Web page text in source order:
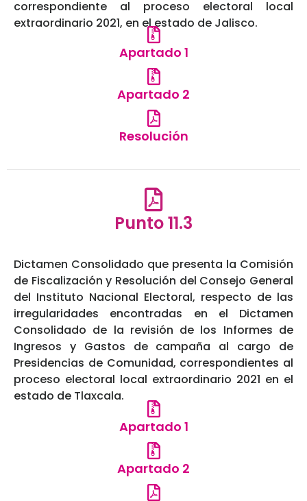
correspondiente al proceso electoral local
extraordinario 2021, en el estado de Jalisco.
Apartado 1
Apartado 2
Resolución
Punto 11.3
Dictamen Consolidado que presenta la Comisión
de Fiscalización y Resolución del Consejo General
del Instituto Nacional Electoral, respecto de las
irregularidades encontradas en el Dictamen
Consolidado de la revisión de los Informes de
Ingresos y Gastos de campaña al cargo de
Presidencias de Comunidad, correspondientes al
proceso electoral local extraordinario 2021 en el
estado de Tlaxcala.
Apartado 1
Apartado 2